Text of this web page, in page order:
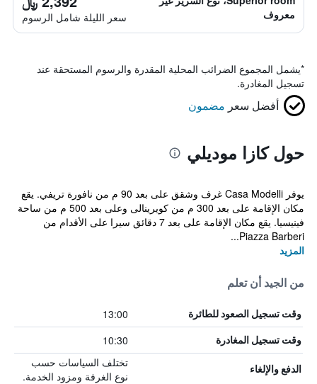
معروف
سعر الليلة شامل الرسوم
*يشمل المجموع الضرائب المحلية المقدرة والرسوم المستحقة عند
تسجيل المغادرة.
أفضل سعر مضمون
حول كازا موديلي
يوفر Casa Modelli غرف وشقق على بعد 90 م من نافورة تريفي. يقع
مكان الإقامة على بعد 300 م من كويرينالى وعلى بعد 500 م من ساحة
فينيسيا. يقع مكان الإقامة على بعد 7 دقائق سيرا على الأقدام من
Piazza Barberi...
المزيد
من الجيد أن تعلم
وقت تسجيل الصعود للطائرة 13:00
وقت تسجيل المغادرة 10:30
الدفع والإلغاء
تختلف السياسات حسب
نوع الغرفة ومزود الخدمة.